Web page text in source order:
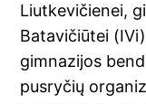
Liutkevičienei,
Batavičiūtei
gimnazijos
pusryčių